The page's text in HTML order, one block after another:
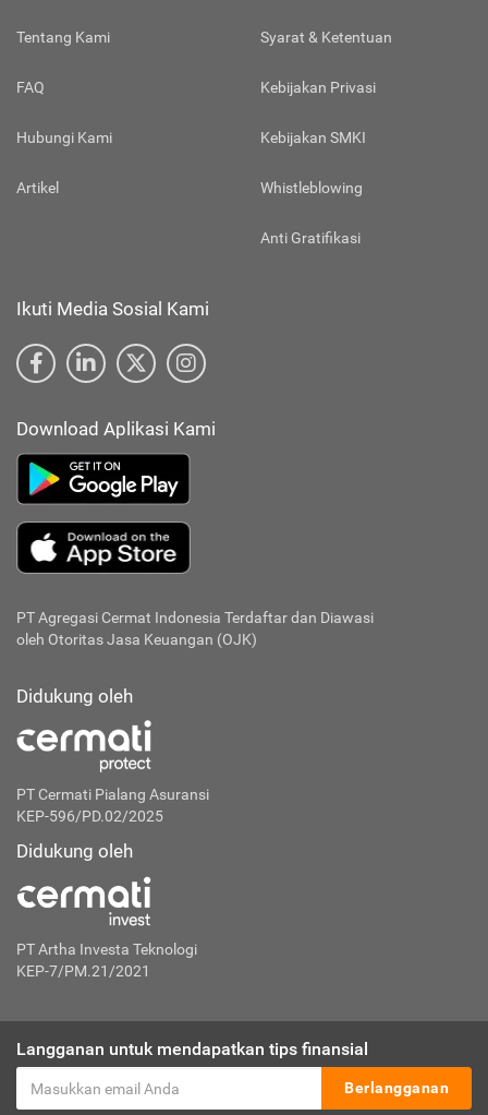
Tentang Kami
FAQ
Hubungi Kami
Artikel
Syarat & Ketentuan
Kebijakan Privasi
Kebijakan SMKI
Whistleblowing
Anti Gratifikasi
Ikuti Media Sosial Kami
Download Aplikasi Kami
PT Agregasi Cermat Indonesia Terdaftar dan Diawasi
oleh Otoritas Jasa Keuangan (OJK)
Didukung oleh
PT Cermati Pialang Asuransi
KEP-596/PD.02/2025
Didukung oleh
PT Artha Investa Teknologi
KEP-7/PM.21/2021
Langganan untuk mendapatkan tips finansial
Berlangganan